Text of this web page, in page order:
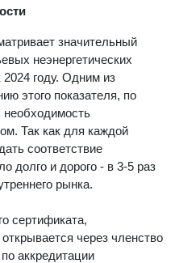
значительный
неэнергетических
году. Одним из
этого показателя, по
необходимость
Так как для каждой
соответствие
долго и дорого - в 3-5 раз
рынка.
сертификата,
через членство
аккредитации